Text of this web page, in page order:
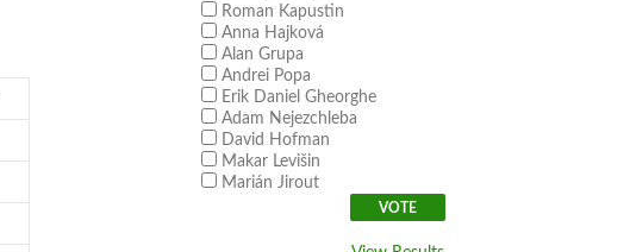
Roman Kapustin
Anna Hajková
Alan Grupa
Andrei Popa
Erik Daniel Gheorghe
Adam Nejezchleba
David Hofman
Makar Levišin
Marián Jirout